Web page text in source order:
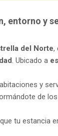
entorno y
del Norte,
. Ubicado a
y
de los
tu estancia